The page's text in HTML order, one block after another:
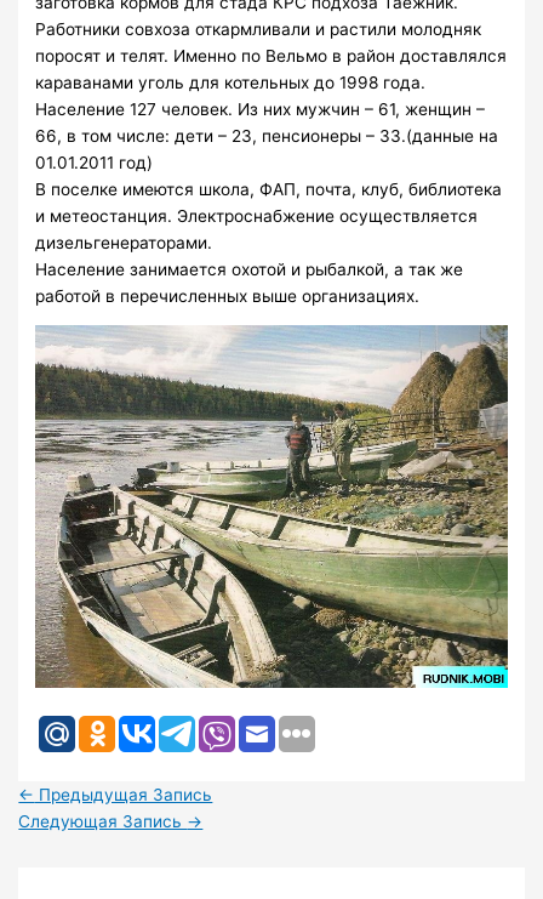
Работники совхоза откармливали и растили молодняк
поросят и телят. Именно по Вельмо в район доставлялся
караванами уголь для котельных до 1998 года.
Население 127 человек. Из них мужчин – 61, женщин –
66, в том числе: дети – 23, пенсионеры – 33.(данные на
01.01.2011 год)
В поселке имеются школа, ФАП, почта, клуб, библиотека
и метеостанция. Электроснабжение осуществляется
дизельгенераторами.
Население занимается охотой и рыбалкой, а так же
работой в перечисленных выше организациях.
← Предыдущая Запись
Следующая Запись →